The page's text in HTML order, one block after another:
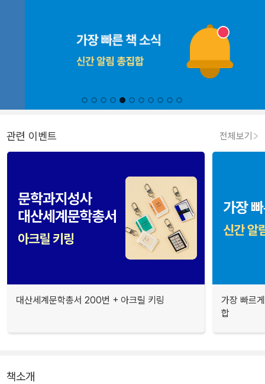
관련 이벤트 전체보기
대산세계문학총서 200번 + 아크릴 키링
가장 빠르
합
책소개